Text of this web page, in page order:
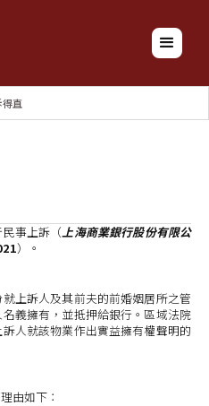
得直
事上訴（ 上海商業銀行股份有限公
）。
上訴人及其前夫的前婚姻居所之管
義擁有，並抵押給銀行。區域法院
人就該物業作出實益擁有權聲明的
由如下：